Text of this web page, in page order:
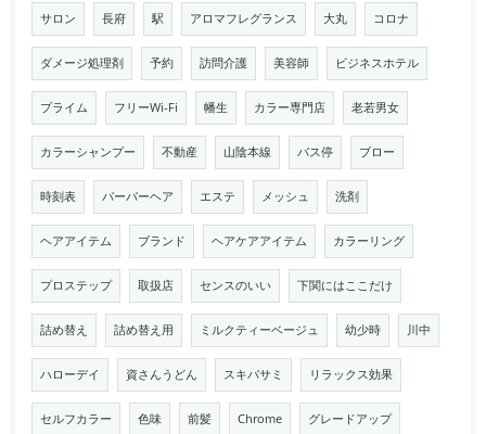
サロン 長府 駅 アロマフレグランス 大丸 コロナ
ダメージ処理剤 予約 訪問介護 美容師 ビジネスホテル
プライム フリーWi-Fi 幡生 カラー専門店 老若男女
カラーシャンプー 不動産 山陰本線 バス停 ブロー
時刻表 バーバーヘア エステ メッシュ 洗剤
ヘアアイテム ブランド ヘアケアアイテム カラーリング
プロステップ 取扱店 センスのいい 下関にはここだけ
詰め替え 詰め替え用 ミルクティーベージュ 幼少時 川中
ハローデイ 資さんうどん スキバサミ リラックス効果
セルフカラー 色味 前髪 Chrome グレードアップ